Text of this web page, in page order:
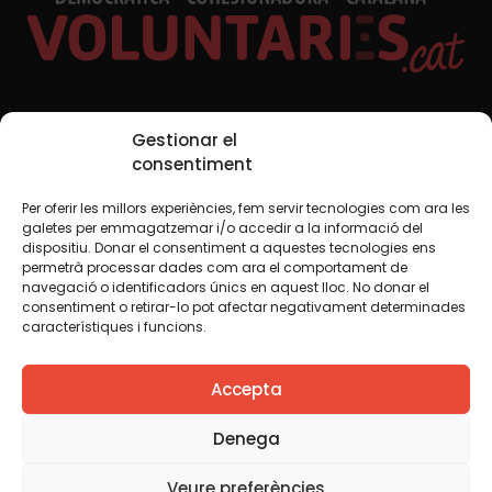
Gestionar el
consentiment
Per oferir les millors experiències, fem servir tecnologies com ara les
galetes per emmagatzemar i/o accedir a la informació del
dispositiu. Donar el consentiment a aquestes tecnologies ens
permetrà processar dades com ara el comportament de
navegació o identificadors únics en aquest lloc. No donar el
consentiment o retirar-lo pot afectar negativament determinades
característiques i funcions.
Accepta
Denega
Xarxes Socials
TWT YTB IG FB IN
Avís legalPolítica de cookies
Creiem que el coneixement s’ha de compartir. Per això
fem servir una llicència Creative Commons, llevat que en
algun material indiquem el contrari. Us animem a copiar,
redistribuir, remesclar o transformar i crear els continguts
comercial. Només us demanem que reconegueu